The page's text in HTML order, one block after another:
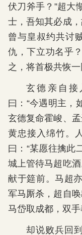
伏刀斧手？”超大
士，吾知其必成
曾与皇叔约共讨
仇，下立功名乎
之，将首极共恢一
玄德亲自
曰：“今遇明主，
玄德复命霍峻、
黄忠接入绵竹。
曰：“某愿往擒此
城上管待马超吃
献于筵前。马超
军马厮杀，超自
马岱取成都，双手
却说败兵回